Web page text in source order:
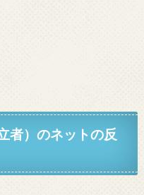
者）のネットの反